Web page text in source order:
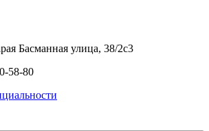
Басманная улица, 38/2с3
58-80